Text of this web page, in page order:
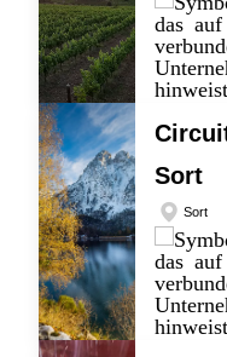
Sort
Sort